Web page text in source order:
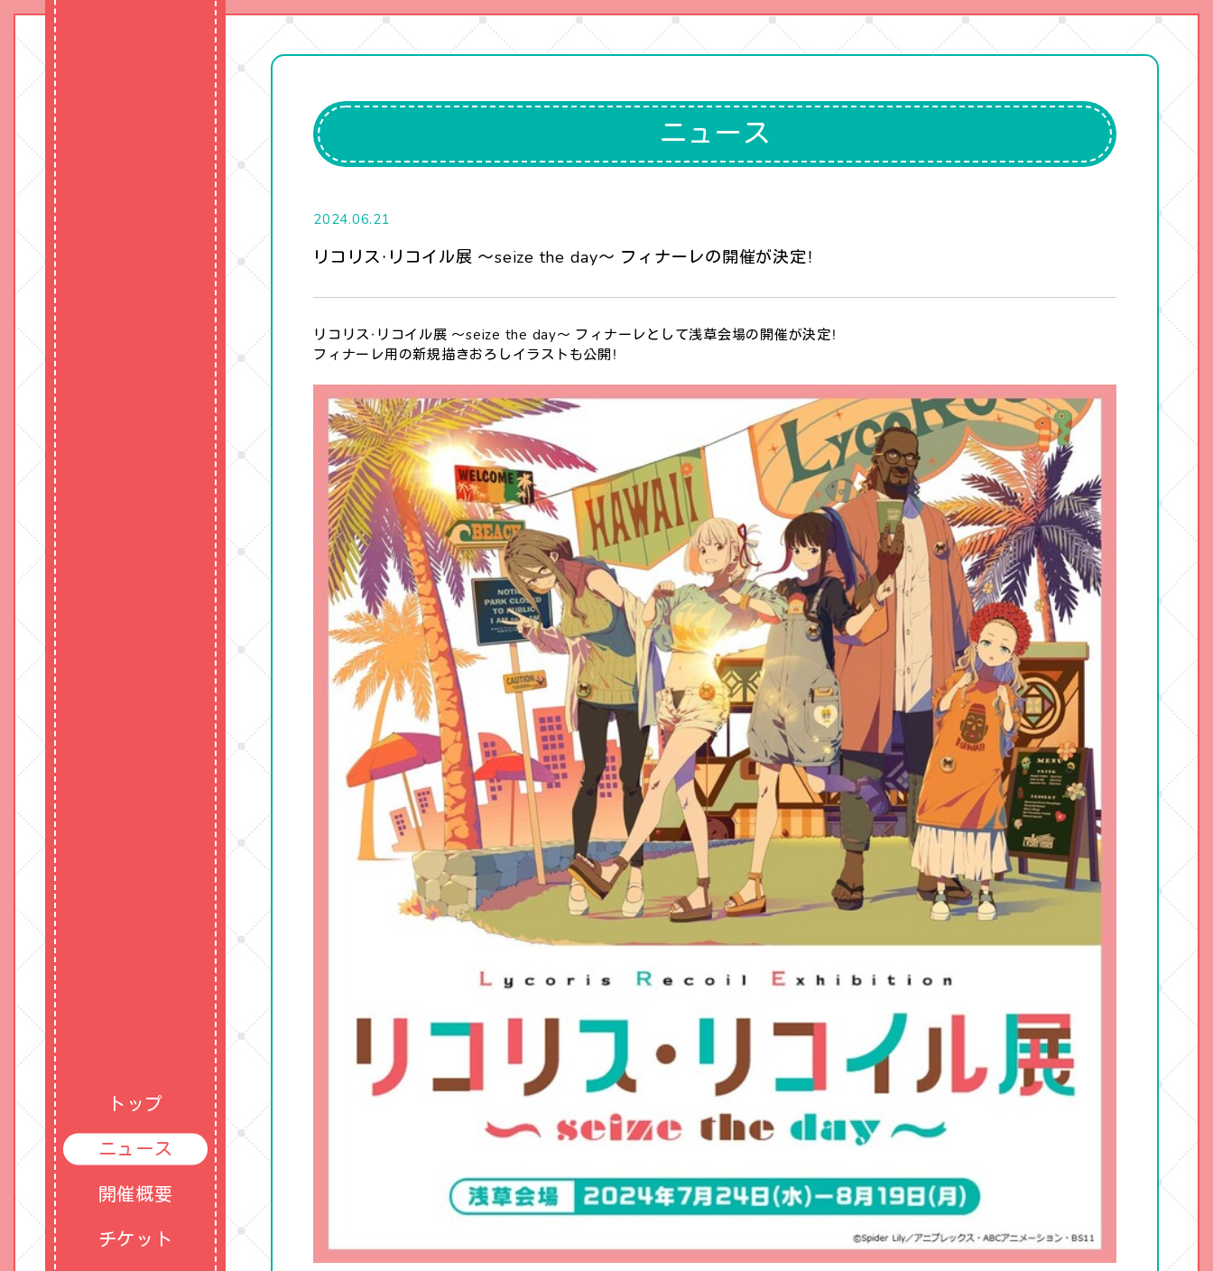
トップ
ニュース
開催概要
チケット
ニュース
2024.06.21
リコリス・リコイル展 ～seize the day～ フィナーレの開催が決定！
リコリス・リコイル展 ～seize the day～ フィナーレとして浅草会場の開催が決定！
フィナーレ用の新規描きおろしイラストも公開！